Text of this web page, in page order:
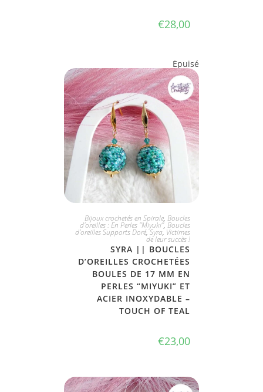
€28,00
Épuisé
PLUS DISPONIBLE
Bijoux crochetés en Spirale, Boucles
d'oreilles : En Perles "Miyuki", Boucles
d'oreilles Supports Doré,Syra, Victimes
de leur succès !
SYRA || BOUCLES
D’OREILLES CROCHETÉES
BOULES DE 17 MM EN
PERLES “MIYUKI” ET
ACIER INOXYDABLE –
TOUCH OF TEAL
€23,00